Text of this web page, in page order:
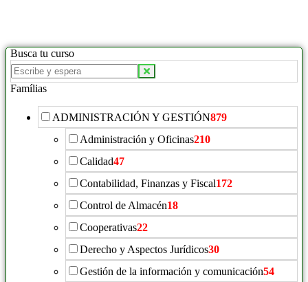
Busca tu curso
Famílias
ADMINISTRACIÓN Y GESTIÓN879
Administración y Oficinas210
Calidad47
Contabilidad, Finanzas y Fiscal172
Control de Almacén18
Cooperativas22
Derecho y Aspectos Jurídicos30
Gestión de la información y comunicación54